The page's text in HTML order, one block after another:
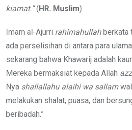
kiamat.”(HR. Muslim)
Imam al-Ajurri rahimahullahberkata
ada perselisihan di antara para
sekarang bahwa Khawarij adalah
Mereka bermaksiat kepada Allah
Nya shallallahu alaihi wa sallam
melakukan shalat, puasa, dan
beribadah.”